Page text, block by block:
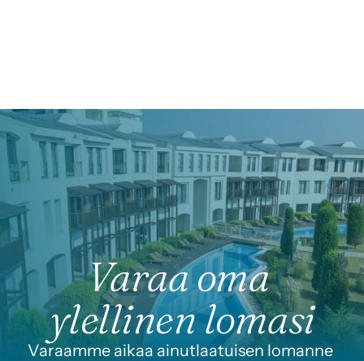
Varaa oma
ylellinen lomasi
Varaamme aikaa ainutlaatuisen lomanne